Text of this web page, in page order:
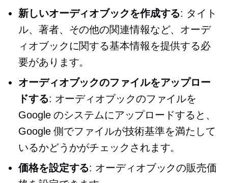
新しいオーディオブックを作成する: タイト
ル、著者、その他の関連情報など、オーデ
ィオブックに関する基本情報を提供する必
要があります。
オーディオブックのファイルをアップロー
ドする: オーディオブックのファイルを
Google のシステムにアップロードすると、
Google 側でファイルが技術基準を満たして
いるかどうかがチェックされます。
価格を設定する: オーディオブックの販売価